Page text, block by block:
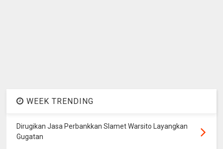
WEEK TRENDING
Dirugikan Jasa Perbankkan Slamet Warsito Layangkan
Gugatan